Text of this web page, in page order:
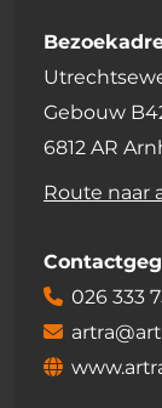
Gebouw
6812 AR
Route naar
026 333